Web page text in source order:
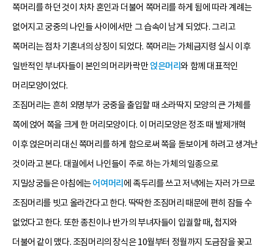
쪽머리를 하던 것이 차차 혼인과 더불어 쪽머리를 하게 됨에 따라 계례는
없어지고 궁중의 나인들 사이에서만 그 습속이 남게 되었다. 그리고
쪽머리는 점차 기혼녀의 상징이 되었다. 쪽머리는 가체금지령 실시 이후
일반적인 부녀자들이 본인의 머리카락만 얹은머리와 함께 대표적인
머리모양이었다.
조짐머리는 흔히 외명부가 궁중을 출입할 때 소라딱지 모양의 큰 가체를
쪽에 얹어 쪽을 크게 한 머리모양이다. 이 머리모양은 정조 때 발제개혁
이후 얹은머리 대신 쪽머리를 하게 함으로써 쪽을 돋보이게 하려고 생겨난
것이라고 본다. 대궐에서 나인들이 주로 하는 가체의 일종으로
지밀상궁들은 아침에는어여머리 에 족두리를 쓰고 저녁에는 자러 가므로
조짐머리를 빗고 올라간다고 한다. 딱딱한 조짐머리 때문에 편히 잠들 수
없었다고 한다. 또한 종친이나 반가의 부녀자들이 입궐할 때, 첩지와
더불어 같이 맸다. 조짐머리의 장식은 10월부터 정월까지 도금잠을 꽂고